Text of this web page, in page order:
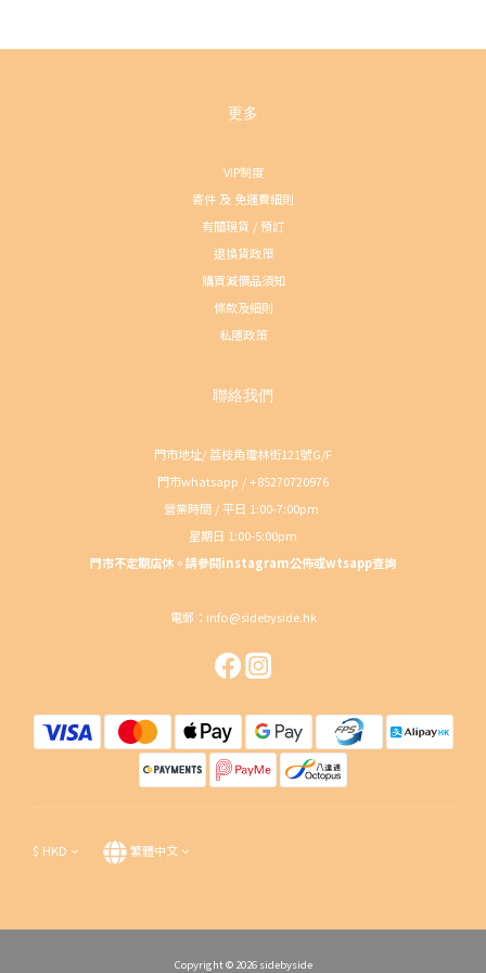
更多
VIP制度
寄件 及 免運費細則
有關現貨 / 預訂
退換貨政策
購買減價品須知
條款及細則
私隱政策
聯絡我們
門市地址/ 荔枝角瓊林街121號G/F
門市whatsapp / +85270720976
營業時間 / 平日 1:00-7:00pm
星期日 1:00-5:00pm
門市不定期店休。請參閱instagram公佈或wtsapp查詢
電郵：info@sidebyside.hk
$ HKD 繁體中文
Copyright © 2026 sidebyside